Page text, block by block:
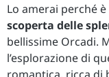
Lo amerai perché è
scoperta delle
bellissime Orcadi.
l’esplorazione di